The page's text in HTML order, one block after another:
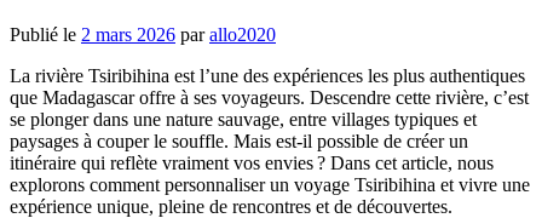
Publié le 2 mars 2026 parallo2020
La rivière Tsiribihina est l’une des expériences les plus authentiques
que Madagascar offre à ses voyageurs. Descendre cette rivière, c’est
se plonger dans une nature sauvage, entre villages typiques et
paysages à couper le souffle. Mais est-il possible de créer un
itinéraire qui reflète vraiment vos envies ? Dans cet article, nous
explorons comment personnaliser un voyage Tsiribihina et vivre une
expérience unique, pleine de rencontres et de découvertes.